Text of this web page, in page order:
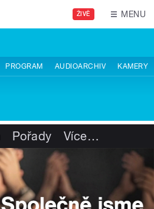
ŽIVĚ MENU
PROGRAM AUDIOARCHIV KAMERY
Pořady Více…